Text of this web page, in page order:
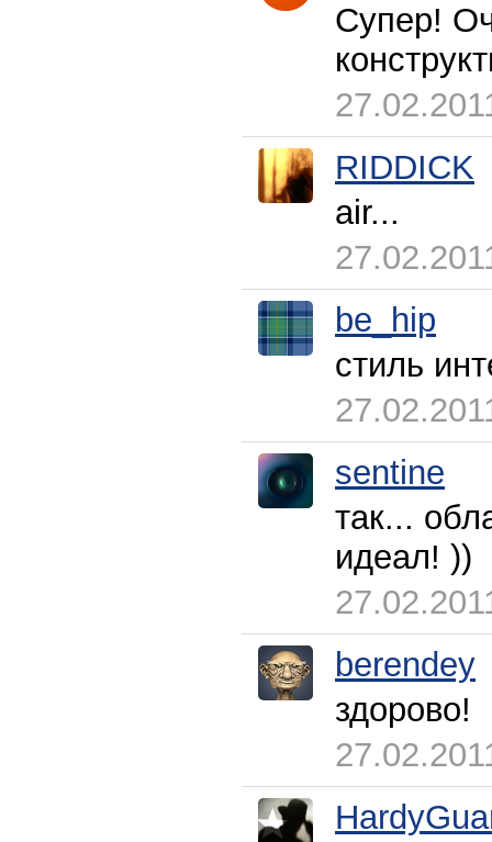
Супер!
RIDDICK
air...
be_hip
стиль
sentine
так...
идеал! ))
berendey
здорово!